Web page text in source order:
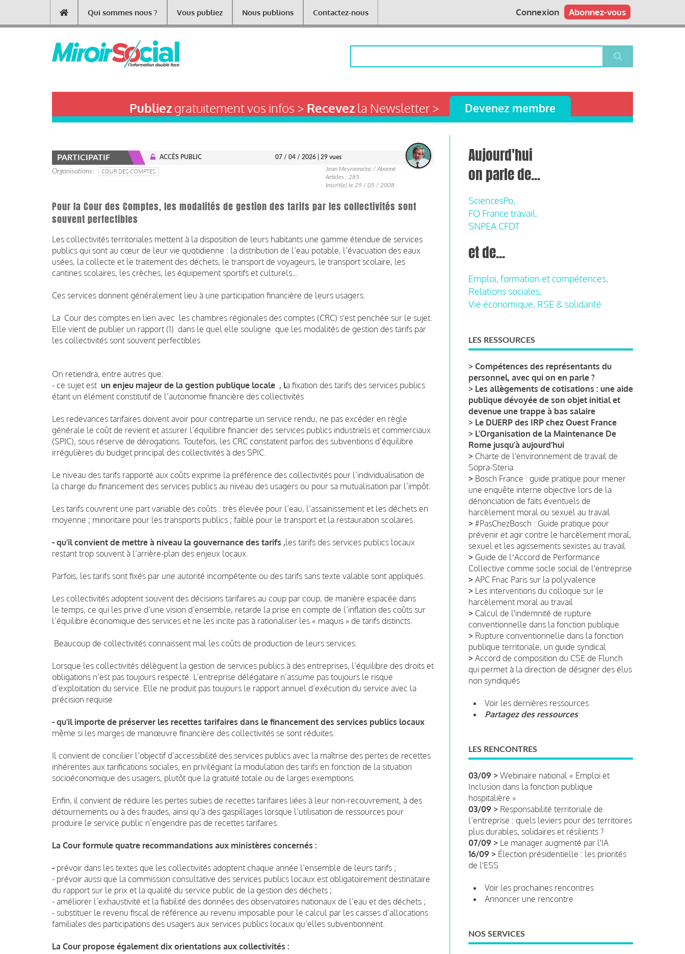
contenu
Main
navigation
Qui sommes nous ? Vous publiez Nous publions Contactez-nous Abonnez-vous
Connexion
Publiezgratuitement vos infos > Recevezla Newsletter > Devenez membre
PARTICIPATIF ACCÈS PUBLIC 07 / 04 / 2026 | 29 vues
Organisations COUR DES COMPTES
Jean Meyronneinc / Abonné
Articles : 285
Inscrit(e) le 29 / 05 / 2008
Pour la Cour des Comptes, les modalités de gestion des tarifs par les collectivités sont
souvent perfectibles
Les collectivités territoriales mettent à la disposition de leurs habitants une gamme étendue de services
publics qui sont au cœur de leur vie quotidienne : la distribution de l’eau potable, l’évacuation des eaux
usées, la collecte et le traitement des déchets, le transport de voyageurs, le transport scolaire, les
cantines scolaires, les crèches, les équipement sportifs et culturels…
Ces services donnent généralement lieu à une participation financière de leurs usagers.
La Cour des comptes en lien avec les chambres régionales des comptes (CRC) s'est penchée sur le sujet.
Elle vient de publier un rapport (1) dans le quel elle souligne que les modalités de gestion des tarifs par
les collectivités sont souvent perfectibles
On retiendra, entre autres que:
- ce sujet est un enjeu majeur de la gestion publique locale , la fixation des tarifs des services publics
étant un élément constitutif de l’autonomie financière des collectivités
Les redevances tarifaires doivent avoir pour contrepartie un service rendu, ne pas excéder en règle
générale le coût de revient et assurer l’équilibre financier des services publics industriels et commerciaux
(SPIC), sous réserve de dérogations. Toutefois, les CRC constatent parfois des subventions d’équilibre
irrégulières du budget principal des collectivités à des SPIC.
Le niveau des tarifs rapporté aux coûts exprime la préférence des collectivités pour l’individualisation de
la charge du financement des services publics au niveau des usagers ou pour sa mutualisation par l’impôt.
Les tarifs couvrent une part variable des coûts : très élevée pour l’eau, l’assainissement et les déchets en
moyenne ; minoritaire pour les transports publics ; faible pour le transport et la restauration scolaires.
- qu'il convient de mettre à niveau la gouvernance des tarifs ,les tarifs des services publics locaux
restant trop souvent à l’arrière-plan des enjeux locaux.
Parfois, les tarifs sont fixés par une autorité incompétente ou des tarifs sans texte valable sont appliqués.
Les collectivités adoptent souvent des décisions tarifaires au coup par coup, de manière espacée dans
le temps, ce qui les prive d’une vision d’ensemble, retarde la prise en compte de l’inflation des coûts sur
l’équilibre économique des services et ne les incite pas à rationaliser les « maquis » de tarifs distincts.
Beaucoup de collectivités connaissent mal les coûts de production de leurs services.
Lorsque les collectivités délèguent la gestion de services publics à des entreprises, l’équilibre des droits et
obligations n’est pas toujours respecté. L’entreprise délégataire n’assume pas toujours le risque
d’exploitation du service. Elle ne produit pas toujours le rapport annuel d’exécution du service avec la
précision requise
- qu'il importe de préserver les recettes tarifaires dans le financement des services publics locaux
même si les marges de manœuvre financière des collectivités se sont réduites.
Il convient de concilier l’objectif d’accessibilité des services publics avec la maîtrise des pertes de recettes
inhérentes aux tarifications sociales, en privilégiant la modulation des tarifs en fonction de la situation
socioéconomique des usagers, plutôt que la gratuité totale ou de larges exemptions.
Enfin, il convient de réduire les pertes subies de recettes tarifaires liées à leur non-recouvrement, à des
détournements ou à des fraudes, ainsi qu’à des gaspillages lorsque l’utilisation de ressources pour
produire le service public n’engendre pas de recettes tarifaires.
La Cour formule quatre recommandations aux ministères concernés :
- prévoir dans les textes que les collectivités adoptent chaque année l’ensemble de leurs tarifs ;
- prévoir aussi que la commission consultative des services publics locaux est obligatoirement destinataire
du rapport sur le prix et la qualité du service public de la gestion des déchets ;
- améliorer l’exhaustivité et la fiabilité des données des observatoires nationaux de l’eau et des déchets ;
- substituer le revenu fiscal de référence au revenu imposable pour le calcul par les caisses d’allocations
familiales des participations des usagers aux services publics locaux qu’elles subventionnent.
La Cour propose également dix orientations aux collectivités :
Aujourd'hui
on parle de...
SciencesPo,
FO France travail,
SNPEA CFDT
et de...
Emploi, formation et compétences,
Relations sociales,
Vie économique, RSE & solidarité
LES RESSOURCES
> Compétences des représentants du
personnel, avec qui on en parle ?
> Les allègements de cotisations : une aide
publique dévoyée de son objet initial et
devenue une trappe à bas salaire
> Le DUERP des IRP chez Ouest France
> L’Organisation de la Maintenance De
Rome jusqu’à aujourd’hui
> Charte de l'environnement de travail de
Sopra-Steria
> Bosch France : guide pratique pour mener
une enquête interne objective lors de la
dénonciation de faits éventuels de
harcèlement moral ou sexuel au travail
> #PasChezBosch : Guide pratique pour
prévenir et agir contre le harcèlement moral,
sexuel et les agissements sexistes au travail
> Guide de lʼAccord de Performance
Collective comme socle social de l'entreprise
> APC Fnac Paris sur la polyvalence
> Les interventions du colloque sur le
harcèlement moral au travail
> Calcul de l'indemnité de rupture
conventionnelle dans la fonction publique
> Rupture conventionnelle dans la fonction
publique territoriale, un guide syndical
> Accord de composition du CSE de Flunch
qui permet à la direction de désigner des élus
non syndiqués
Voir les dernières ressources
Partagez des ressources
LES RENCONTRES
03/09 > Webinaire national « Emploi et
Inclusion dans la fonction publique
hospitalière »
03/09 > Responsabilité territoriale de
l’entreprise : quels leviers pour des territoires
plus durables, solidaires et résilients ?
07/09 > Le manager augmenté par l'IA
16/09 > Élection présidentielle : les priorités
de l'ESS
Voir les prochaines rencontres
Annoncer une rencontre
NOS SERVICES